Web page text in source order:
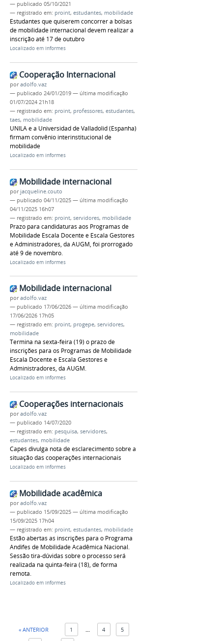
— publicado 05/10/2021
— registrado em: proint, estudantes, mobilidade
Estudantes que quiserem concorrer a bolsas
de mobilidade internacional devem realizar a
inscrição até 17 de outubro
Localizado em Informes
Cooperação Internacional
poradolfo.vaz
— publicado 24/01/2019 — última modificação
01/07/2024 21h18
— registrado em: proint, professores, estudantes,
taes, mobilidade
UNILA e a Universidad de Valladolid (Espanha)
firmam convênio interinstitucional de
mobilidade
Localizado em Informes
Mobilidade internacional
por jacqueline.couto
— publicado 04/11/2025 — última modificação
04/11/2025 16h07
— registrado em: proint, servidores, mobilidade
Prazo para candidaturas aos Programas de
Mobilidade Escala Docente e Escala Gestores
e Administradores, da AUGM, foi prorrogado
até 9 de novembro.
Localizado em Informes
Mobilidade internacional
poradolfo.vaz
— publicado 17/06/2026 — última modificação
17/06/2026 17h05
— registrado em: proint, progepe, servidores,
mobilidade
Termina na sexta-feira (19) o prazo de
inscrições para os Programas de Mobilidade
Escala Docente e Escala Gestores e
Administradores, da AUGM.
Localizado em Informes
Cooperações internacionais
poradolfo.vaz
— publicado 14/07/2020
— registrado em: pesquisa, servidores,
estudantes, mobilidade
Capes divulga nota de esclarecimento sobre a
situação das cooperações internacionais
Localizado em Informes
Mobilidade acadêmica
poradolfo.vaz
— publicado 15/09/2025 — última modificação
15/09/2025 17h04
— registrado em: proint, estudantes, mobilidade
Estão abertas as inscrições para o Programa
Andifes de Mobilidade Acadêmica Nacional.
Sessão tira-dúvidas sobre o processo será
realizada na quinta-feira (18), de forma
remota.
Localizado em Informes
« ANTERIOR 1 4 5